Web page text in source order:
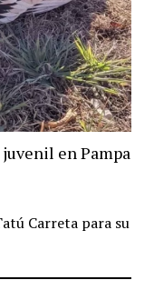
en Pampa
Carreta para su